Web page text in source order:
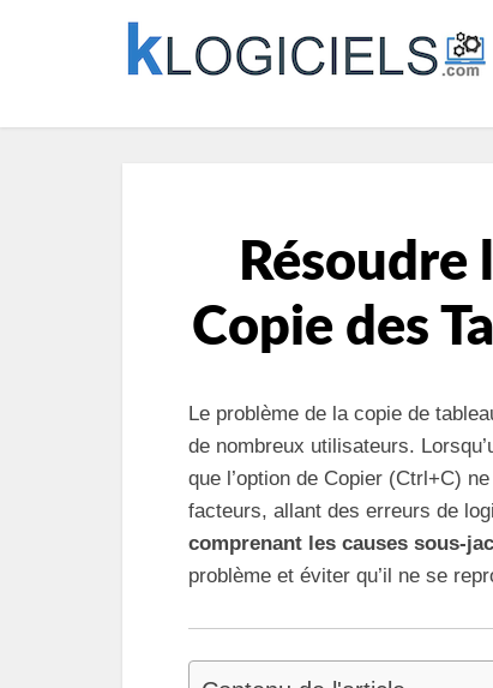
Copie des
Le problème de la copie de
de nombreux utilisateurs.
que l’option de Copier (Ctrl+C)
facteurs, allant des erreurs de
comprenant les causes sous-
problème et éviter qu’il ne se